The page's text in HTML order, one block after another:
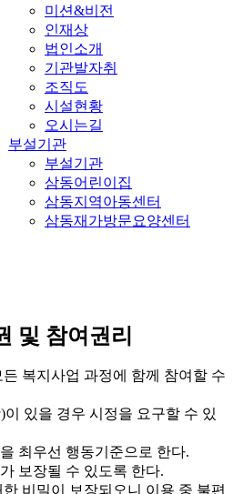
미션&비전
인재상
법인소개
기관발자취
조직도
시설현황
오시는길
부설기관
부설기관
삼동어린이집
삼동지역아동센터
삼동재가방문요양센터
및 참여권리
복지사업 과정에 함께 참여할 수
있을 경우 시정을 요구할 수 있
최우선 행동기준으로 한다.
보장될 수 있도록 한다.
비밀이 보장되오니 이용 중 불편